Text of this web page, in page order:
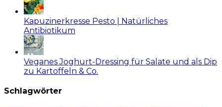
Kapuzinerkresse Pesto | Natürliches
Antibiotikum
Veganes Joghurt-Dressing für Salate und als Dip
zu Kartoffeln & Co.
Schlagwörter